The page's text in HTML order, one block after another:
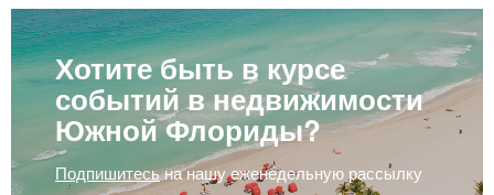
Хотите быть в курсе
событий в недвижимости
Южной Флориды?
Подпишитесьна нашу еженедельную рассылку